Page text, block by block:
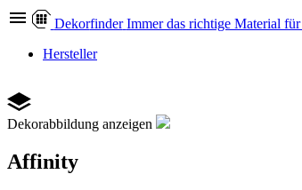
Dekorfinder Immer das richtige Material
Hersteller
Dekorabbildung anzeigen
Affinity